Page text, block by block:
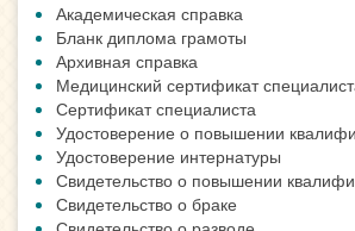
Академическая справка
Бланк диплома грамоты
Архивная справка
Медицинский сертификат
Сертификат специалиста
Удостоверение о повышении
Удостоверение интернатуры
Свидетельство о повышении
Свидетельство о браке